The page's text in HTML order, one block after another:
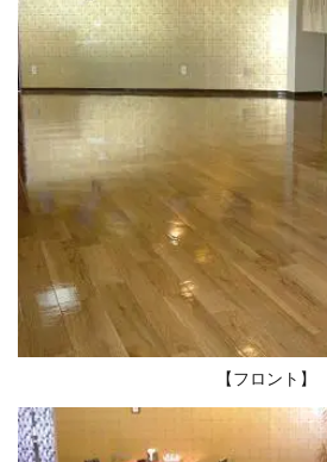
【 フロント】